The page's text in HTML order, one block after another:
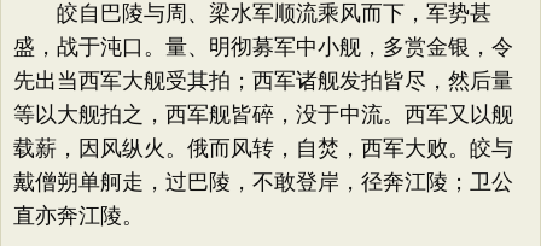
皎自巴陵与周、梁水军顺流乘风而下，军势甚
盛，战于沌口。量、明彻募军中小舰，多赏金银，令
先出当西军大舰受其拍；西军诸舰发拍皆尽，然后量
等以大舰拍之，西军舰皆碎，没于中流。西军又以舰
载薪，因风纵火。俄而风转，自焚，西军大败。皎与
戴僧朔单舸走，过巴陵，不敢登岸，径奔江陵；卫公
直亦奔江陵。